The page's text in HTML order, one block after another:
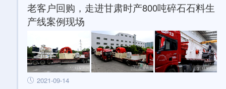
老客户回购，走进甘肃时产800吨碎石石料生
产线案例现场
2021-09-14